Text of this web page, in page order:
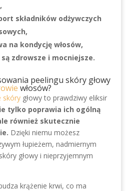
składników odżywczych
na kondycję włosów,
są zdrowsze i mocniejsze.
peelingu skóry głowy
włosów?
skórygłowy to prawdziwy eliksir
tylko poprawia ich ogólną
również skutecznie
Dzięki niemu możesz
łupieżem, nadmiernym
głowy i nieprzyjemnym
krążenie krwi, co ma